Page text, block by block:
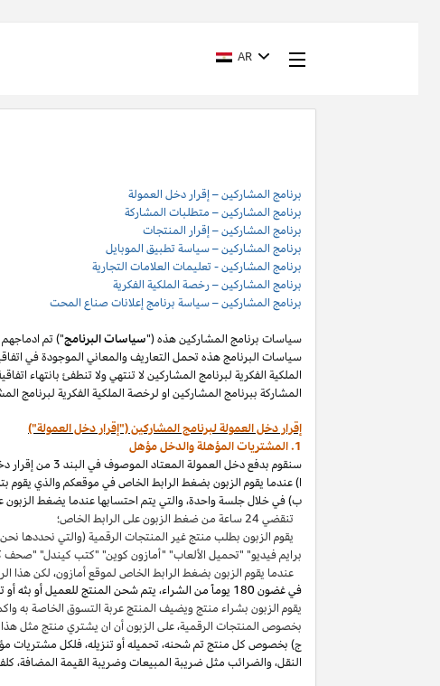
AR
برنامج المشاركين – إقرار دخل العمولة
برنامج المشاركين – متطلبات المشاركة
برنامج المشاركين – إقرار المنتجات
برنامج المشاركين – سياسة تطبيق الموبايل
برنامج المشاركين - تعليمات العلامات التجارية
برنامج المشاركين – رخصة الملكية الفكرية
برنامج المشاركين – سياسة برنامج إعلانات صناع المحت
سياسات برنامج المشاركين هذه ("سياسات البرنامج") تم
سياسات البرنامج هذه تحمل التعاريف والمعاني الموجودة في
المشاركة ببرنامج المشاركين او لرخصة الملكية الفكرية لبرنامج
إقرار دخل العمولة لبرنامج المشاركين ("إقرار دخل العمولة")
1. المشتريات المؤهلة والدخل مؤهل
سنقوم بدفع دخل العمولة المعتاد الموصوف في البند 3 من إقرار دخل العمولة هذا بالاتصال مع المشتريات المؤهلة
ا) عندما يقوم الزبون بضغط الرابط الخاص في موقعكم والذي يقوم
ب) في خلال جلسة واحدة،والتي يتم احتسابها عندما يضغط
تنقضي 24 ساعة من ضغط الزبون على الرابط الخاص؛
يقوم الزبون بطلب منتج غير المنتجات الرقمية (والتي نحددها نحن
برايم فيديو" "تحميل الألعاب" "أمازون كوين" "كتب كيندل" "صحف
عندما يقوم الزبون بضغط الرابط الخاص لموقع أمازون،لكن هذا
في غضون180 يوماً من الشراء، يتم شحن المنتج للعميل أو بثه أو تنزيله من قبله، ودفعه لثمنه
يقوم الزبون بشراء منتج ويضيف المنتج عربة التسوق الخاصة به واكمال الطلب خلال 89 يوما كموعد أقصاه بعد الضغط
بخصوص المنتجات الرقمية،على الزبون أن ان يشتري منتج مثل
ج) بخصوص كل منتج تم شحنه، تحميله أو تنزيله،فلكل مشتريات
النقل،والضرائب مثل ضريبة المبيعات وضريبة القيمة المضافة،